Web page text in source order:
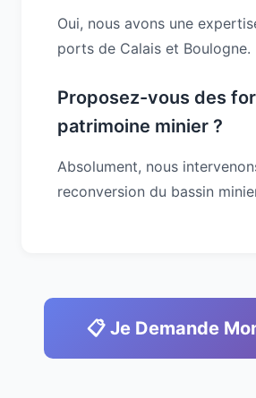
Oui, nous avons une
ports de Calais et Boulogne.
Proposez-vous des
patrimoine minier ?
Absolument, nous
reconversion du bassin
📋 Je Demande